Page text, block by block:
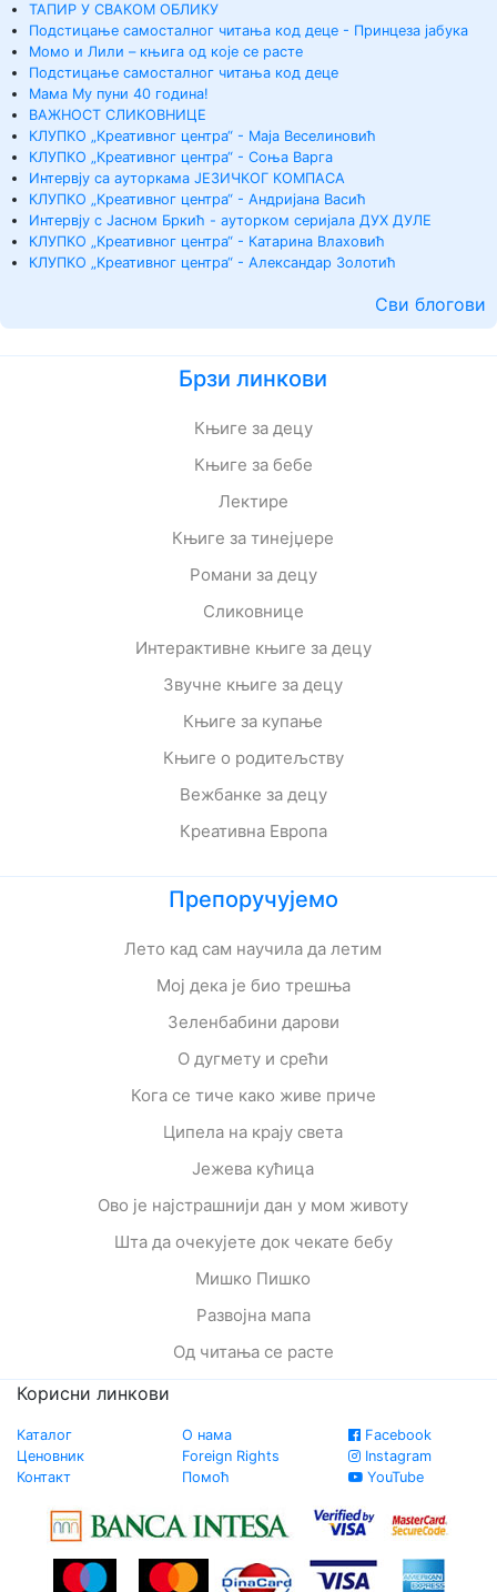
ТАПИР У СВАКОМ ОБЛИКУ
Подстицање самосталног читања код деце - Принцеза јабука
Момо и Лили – књига од које се расте
Подстицање самосталног читања код деце
Мама Му пуни 40 година!
ВАЖНОСТ СЛИКОВНИЦЕ
КЛУПКО „Креативног центра“ - Маја Веселиновић
КЛУПКО „Креативног центра“ - Соња Варга
Интервју са ауторкама ЈЕЗИЧКОГ КОМПАСА
КЛУПКО „Креативног центра“ - Андријана Васић
Интервју с Јасном Бркић - ауторком серијала ДУХ ДУЛЕ
КЛУПКО „Креативног центра“ - Катарина Влаховић
КЛУПКО „Креативног центра“ - Александар Золотић
Сви блогови
Брзи линкови
Књиге за децу
Књиге за бебе
Лектире
Књиге за тинејџере
Романи за децу
Сликовнице
Интерактивне књиге за децу
Звучне књиге за децу
Књиге за купање
Књиге о родитељству
Вежбанке за децу
Креативна Европа
Препоручујемо
Лето кад сам научила да летим
Мој дека је био трешња
Зеленбабини дарови
О дугмету и срећи
Кога се тиче како живе приче
Ципела на крају света
Јежева кућица
Ово је најстрашнији дан у мом животу
Шта да очекујете док чекате бебу
Мишко Пишко
Развојна мапа
Од читања се расте
Корисни линкови
Каталог
Ценовник
Контакт
О нама
Foreign Rights
Помоћ
Facebook
Instagram
YouTube